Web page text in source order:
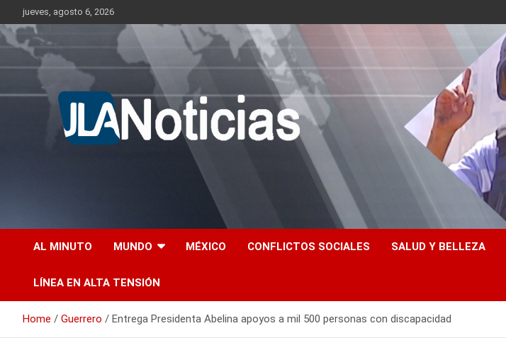
to
content
jueves, agosto 6, 2026
Jlanoticias
AL MINUTO MUNDO MÉXICO CONFLICTOS SOCIALES SALUD Y BELLEZA
LÍNEA EN ALTA TENSIÓN
Home Guerrero Entrega Presidenta Abelina apoyos a mil 500 personas con discapacidad